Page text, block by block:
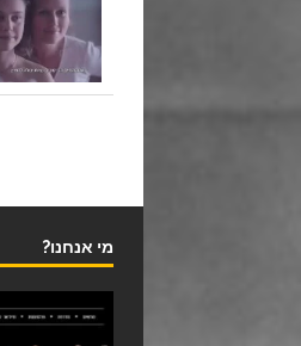
מי אנחנו?